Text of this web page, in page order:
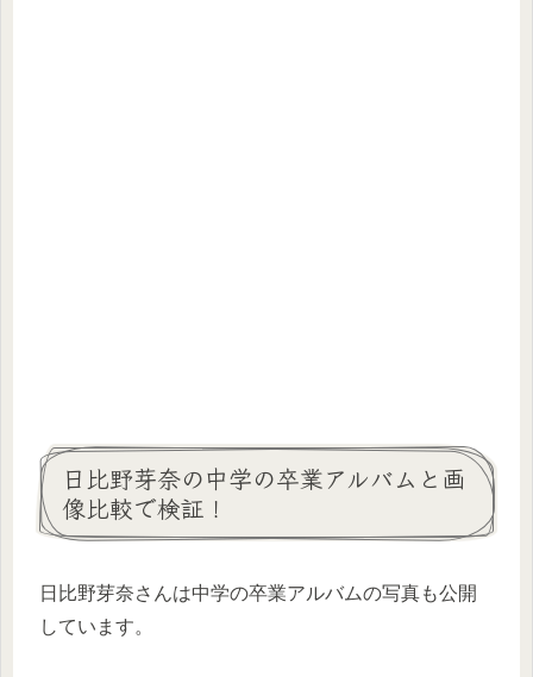
日比野芽奈の中学の卒業アルバムと画
像比較で検証！
日比野芽奈さんは中学の卒業アルバムの写真も公開
しています。